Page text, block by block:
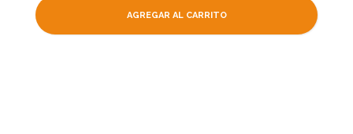
AGREGAR AL CARRITO